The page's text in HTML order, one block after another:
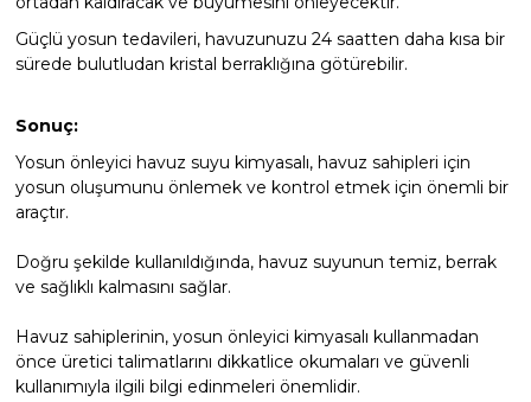
Güçlü yosun tedavileri, havuzunuzu 24 saatten daha kısa bir
sürede bulutludan kristal berraklığına götürebilir.
Sonuç:
Yosun önleyici havuz suyu kimyasalı, havuz sahipleri için
yosun oluşumunu önlemek ve kontrol etmek için önemli bir
araçtır.
Doğru şekilde kullanıldığında, havuz suyunun temiz, berrak
ve sağlıklı kalmasını sağlar.
Havuz sahiplerinin, yosun önleyici kimyasalı kullanmadan
önce üretici talimatlarını dikkatlice okumaları ve güvenli
kullanımıyla ilgili bilgi edinmeleri önemlidir.